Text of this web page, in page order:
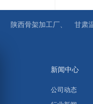
陕西骨架加工厂、 甘肃
新闻中心
公司动态